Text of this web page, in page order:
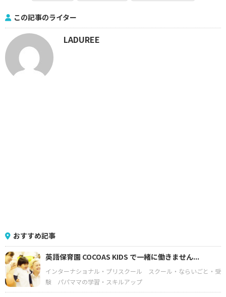
この記事のライター
LADUREE
おすすめ記事
英語保育園 COCOAS KIDS で一緒に働きません...
インターナショナル・プリスクール
スクール・ならいごと・受
験
パパママの学習・スキルアップ